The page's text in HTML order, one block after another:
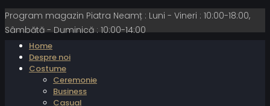
Program magazin Piatra Neamț : Luni - Vineri : 10:00-18:00,
Sâmbătă - Duminică : 10:00-14:00
Home
Despre noi
Costume
Ceremonie
Business
Casual